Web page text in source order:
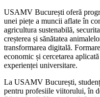
USAMV București oferă
unei piețe a muncii aflate în
agricultura sustenabilă,
creșterea și sănătatea
transformarea digitală.
economic și cercetarea
experienței universitare.
La USAMV București,
pentru profesiile viitorului, în